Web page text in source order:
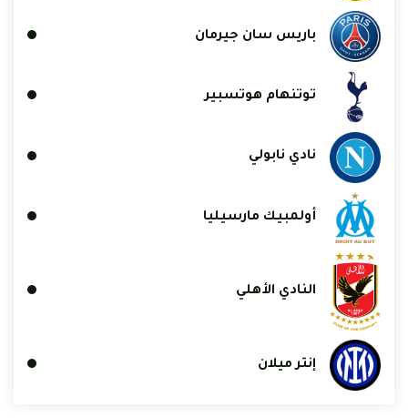
باريس سان جيرمان
توتنهام هوتسبير
نادي نابولي
أولمبيك مارسيليا
النادي الأهلي
إنتر ميلان